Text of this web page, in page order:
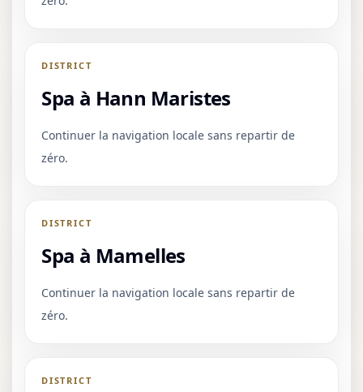
DISTRICT
Spa à Hann Maristes
Continuer la navigation locale sans repartir de
zéro.
DISTRICT
Spa à Mamelles
Continuer la navigation locale sans repartir de
zéro.
DISTRICT